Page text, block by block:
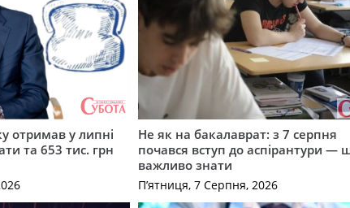
отримав у липні
та 653 тис. грн
Не як на бакалаврат: з 7 серпня
почався вступ до аспірантури —
важливо знати
П’ятниця, 7 Серпня, 2026